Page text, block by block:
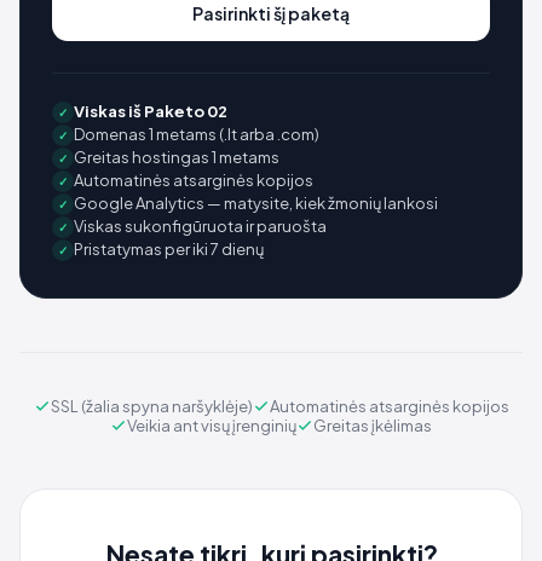
Pasirinkti šį paketą
✓ Viskas iš Paketo 02
✓ Domenas 1 metams (.lt arba .com)
✓ Greitas hostingas 1 metams
✓ Automatinės atsarginės kopijos
✓ Google Analytics — matysite, kiek žmonių lankosi
✓ Viskas sukonfigūruota ir paruošta
✓ Pristatymas per iki 7 dienų
SSL (žalia spyna naršyklėje)
Automatinės atsarginės kopijos
Veikia ant visų įrenginių
Greitas įkėlimas
Nesate tikri, kurį pasirinkti?